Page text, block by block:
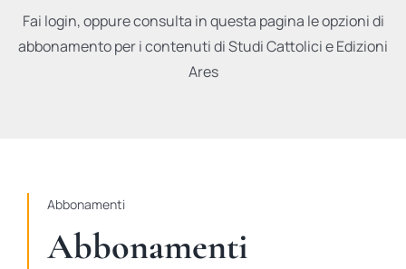
RECENSIONI
Fai login, oppure consulta in questa pagina le opzioni di
abbonamento per i contenuti di Studi Cattolici e Edizioni
Ares
Abbonamenti
Abbonamenti